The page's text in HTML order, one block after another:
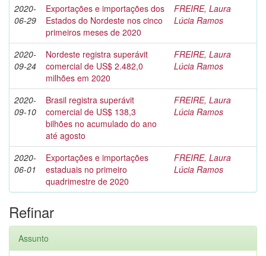
2020-
06-29
Exportações e importações dos
Estados do Nordeste nos cinco
primeiros meses de 2020
FREIRE, Laura
Lúcia Ramos
2020-
09-24
Nordeste registra superávit
comercial de US$ 2.482,0
milhões em 2020
FREIRE, Laura
Lúcia Ramos
2020-
09-10
Brasil registra superávit
comercial de US$ 138,3
bilhões no acumulado do ano
até agosto
FREIRE, Laura
Lúcia Ramos
2020-
06-01
Exportações e importações
estaduais no primeiro
quadrimestre de 2020
FREIRE, Laura
Lúcia Ramos
Refinar
Assunto